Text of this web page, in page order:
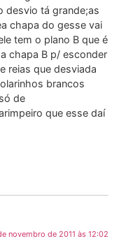
desvio tá grande;as
chapa do gesse vai
tem o plano B que é
chapa B p/ esconder
reias que desviada
brancos
de
que esse daí
novembro de 2011 às 12:02